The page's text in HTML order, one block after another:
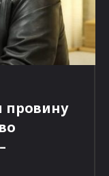
провину